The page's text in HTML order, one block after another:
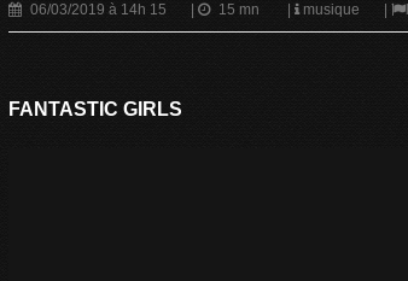
06/03/2019 à 14h 15 15 mn musique
FANTASTIC GIRLS